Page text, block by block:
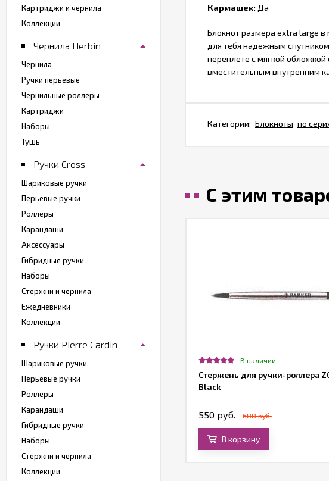
Кармашек: Да
Блокнот размера extra large в
для тебя надежным
переплете с мягкой обложкой
вместительным внутренним
Категории: Блокноты по
С этим
В наличии
Стержень для ручки-роллера
Black
550 руб. 688 руб.
В корзину
Картриджи и чернила
Коллекции
Чернила Herbin
Чернила
Ручки перьевые
Чернильные роллеры
Картриджи
Наборы
Тушь
Ручки Cross
Шариковые ручки
Перьевые ручки
Роллеры
Карандаши
Аксессуары
Гибридные ручки
Наборы
Стержни и чернила
Ежедневники
Коллекции
Ручки Pierre Cardin
Шариковые ручки
Перьевые ручки
Роллеры
Карандаши
Гибридные ручки
Наборы
Стержни и чернила
Коллекции